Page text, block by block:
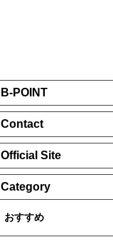
B-POINT
Contact
Official Site
Category
おすすめ